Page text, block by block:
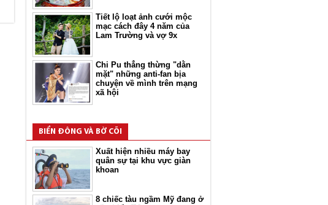
Tiết lộ loạt ảnh cưới mộc
mạc cách đây 4 năm của
Lam Trường và vợ 9x
Chi Pu thẳng thừng "dằn
mặt" những anti-fan bịa
chuyện về mình trên mạng
xã hội
BIỂN ĐÔNG VÀ BỜ CÕI
Xuất hiện nhiều máy bay
quân sự tại khu vực giàn
khoan
8 chiếc tàu ngầm Mỹ đang ở